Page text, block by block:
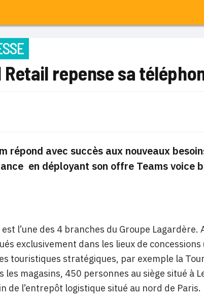
repense sa
répond avec succès aux nouveaux
en déployant son offre Teams voice
l’une des 4 branches du Groupe Lagardère.
exclusivement dans les lieux de
touristiques stratégiques, par exemple la
magasins, 450 personnes au siège situé à
de l’entrepôt logistique situé au nord de Paris.